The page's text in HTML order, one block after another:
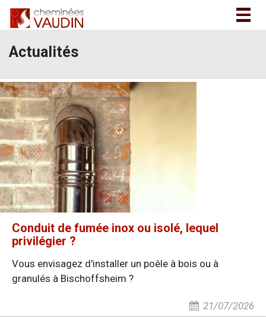
Actualités
Conduit de fumée inox ou isolé, lequel
privilégier ?
Vous envisagez d'installer un poêle à bois ou à
granulés à Bischoffsheim ?
21/07/2026